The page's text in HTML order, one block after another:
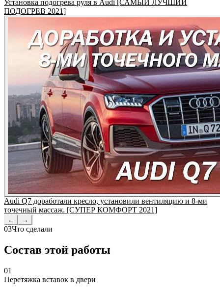
Установка подогрева руля в Audi [САМЫЙ ЛУЧШИЙ
ПОДОГРЕВ 2021]
Audi Q7 доработали кресло, установили вентиляцию и 8-ми
точечный массаж. [СУПЕР КОМФОРТ 2021]
← →
03Что сделали
Состав этой работы
01
Перетяжка вставок в двери